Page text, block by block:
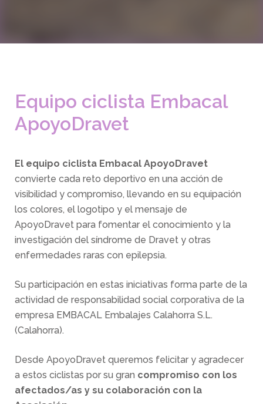
Equipo ciclista Embacal
ApoyoDravet
El equipo ciclista Embacal ApoyoDravet
convierte cada reto deportivo en una acción de
visibilidad y compromiso, llevando en su equipación
los colores, el logotipo y el mensaje de
ApoyoDravet para fomentar el conocimiento y la
investigación del síndrome de Dravet y otras
enfermedades raras con epilepsia.
Su participación en estas iniciativas forma parte de la
actividad de responsabilidad social corporativa de la
empresa EMBACAL Embalajes Calahorra S.L.
(Calahorra).
Desde ApoyoDravet queremos felicitar y agradecer
a estos ciclistas por su gran compromiso con los
afectados/as y su colaboración con la